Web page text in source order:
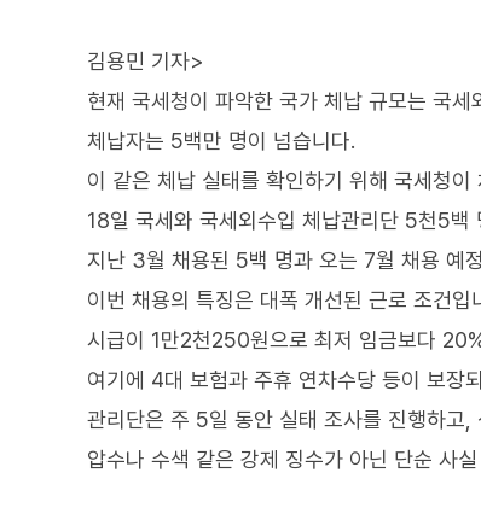
김용민 기자>
현재 국세청이 파악한 국가 체납 규모는 국
체납자는 5백만 명이 넘습니다.
이 같은 체납 실태를 확인하기 위해 국세청
18일 국세와 국세외수입 체납관리단 5천5백
지난 3월 채용된 5백 명과 오는 7월 채용 예
이번 채용의 특징은 대폭 개선된 근로 조건입
시급이 1만2천250원으로 최저 임금보다
여기에 4대 보험과 주휴 연차수당 등이 보장
관리단은 주 5일 동안 실태 조사를 진행하고
압수나 수색 같은 강제 징수가 아닌 단순 사